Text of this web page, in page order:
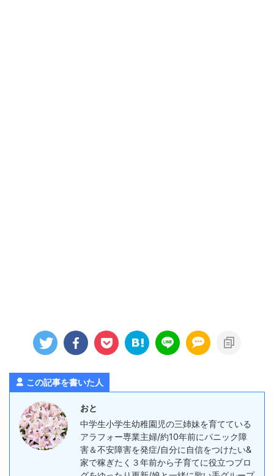
この記事を書いた人
おと
中学生小学生幼稚園児の三姉妹を育てている
アラフォー専業主婦/約10年前にパニック障
害＆不安障害を発症/自分に自信をつけたい&
家で稼ぎたく３年前から子育てに役立つブロ